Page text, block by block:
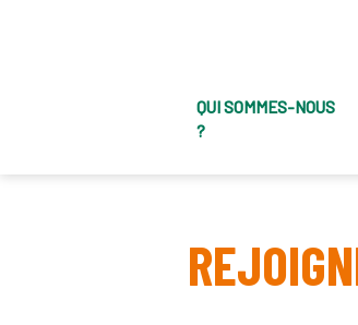
QUI SOMMES-NOUS
?